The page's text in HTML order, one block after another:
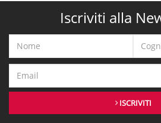
Iscriviti alla
ISCRIVITI